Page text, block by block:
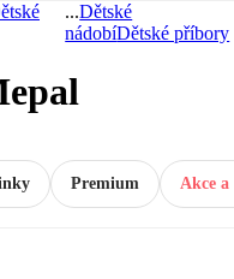
...Dětské
nádobíDětské příbory
Akce a
Premium